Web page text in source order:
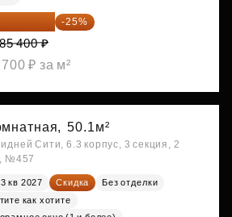
050 ₽ -25%
400 ₽
₽ за м²
50.1м²
Сити, 6.3 корпус, 3 секция, 2
№457
3 кв 2027 Скидка
Без отделки
как хотите